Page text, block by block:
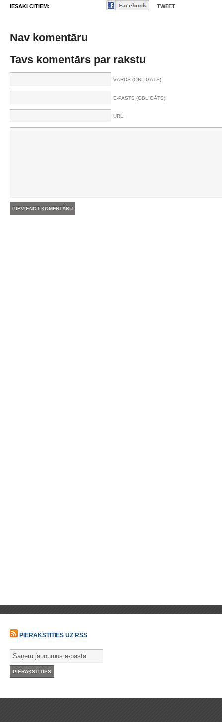
IESAKI CITIEM: TWEET
Nav komentāru
Tavs komentārs par rakstu
VĀRDS (OBLIGĀTS):
E-PASTS (OBLIGĀTS):
URL:
PIERAKSTĪTIES UZ RSS